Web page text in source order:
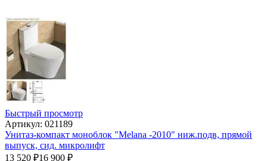
Быстрый просмотр
Артикул: 021189
Унитаз-компакт моноблок "Melana -2010" ниж.подв, прямой
выпуск, сид. микролифт
13 520 ₽16 900 ₽